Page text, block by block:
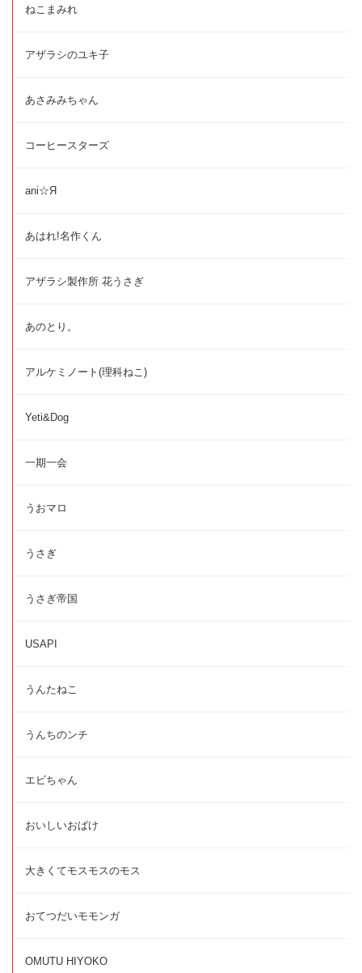
ねこまみれ
アザラシのユキ子
あさみみちゃん
コーヒースターズ
ani☆Я
あはれ!名作くん
アザラシ製作所 花うさぎ
あのとり。
アルケミノート(理科ねこ)
Yeti&Dog
一期一会
うおマロ
うさぎ
うさぎ帝国
USAPI
うんたねこ
うんちのンチ
エビちゃん
おいしいおばけ
大きくてモスモスのモス
おてつだいモモンガ
OMUTU HIYOKO